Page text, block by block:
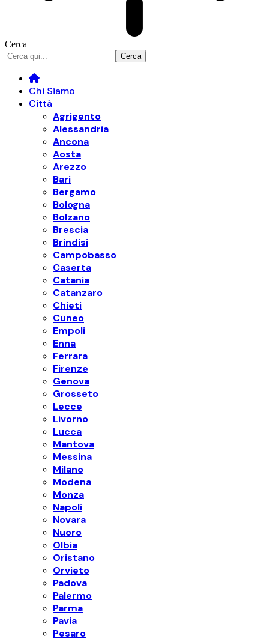
Cerca
Chi Siamo
Città
Agrigento
Alessandria
Ancona
Aosta
Arezzo
Bari
Bergamo
Bologna
Bolzano
Brescia
Brindisi
Campobasso
Caserta
Catania
Catanzaro
Chieti
Cuneo
Empoli
Enna
Ferrara
Firenze
Genova
Grosseto
Lecce
Livorno
Lucca
Mantova
Messina
Milano
Modena
Monza
Napoli
Novara
Nuoro
Olbia
Oristano
Orvieto
Padova
Palermo
Parma
Pavia
Pesaro